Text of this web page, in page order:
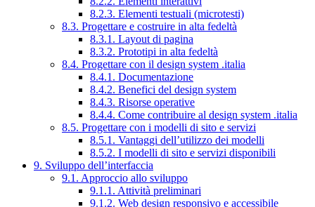
8.2.3. Elementi testuali (microtesti)
8.3. Progettare e costruire in alta fedeltà
8.3.1. Layout di pagina
8.3.2. Prototipi in alta fedeltà
8.4. Progettare con il design system .italia
8.4.1. Documentazione
8.4.2. Benefici del design system
8.4.3. Risorse operative
8.4.4. Come contribuire al design system .italia
8.5. Progettare con i modelli di sito e servizi
8.5.1. Vantaggi dell’utilizzo dei modelli
8.5.2. I modelli di sito e servizi disponibili
9. Sviluppo dell’interfaccia
9.1. Approccio allo sviluppo
9.1.1. Attività preliminari
9.1.2. Web design responsivo e accessibile